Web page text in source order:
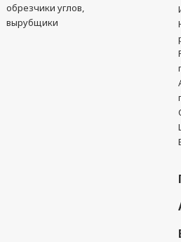
обрезчики углов,
вырубщики